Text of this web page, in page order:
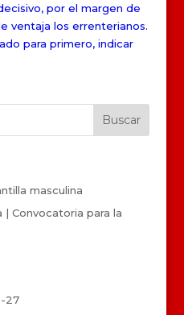
por el margen de
ventaja los errenterianos.
para primero, indicar
masculina
Convocatoria para la
27